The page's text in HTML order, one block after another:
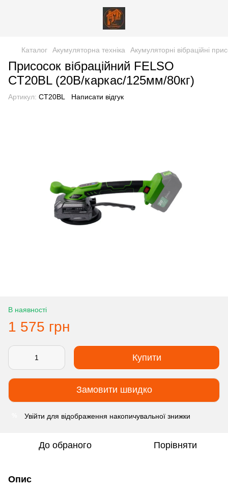
Каталог Акумуляторна техніка Акумуляторні вібраційні
Присосок вібраційний FELSO
CT20BL (20В/каркас/125мм/80кг)
Артикул: CT20BL Написати відгук
В наявності
1 575 грн
Купити
Замовити швидко
Увійти для відображення накопичувальної знижки
До обраного Порівняти
Опис